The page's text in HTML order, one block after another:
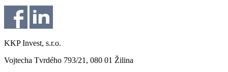
KKP Invest, s.r.o.
Vojtecha Tvrdého 793/21, 080 01 Žilina